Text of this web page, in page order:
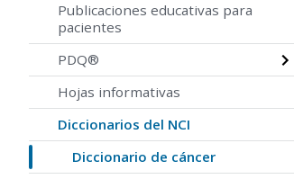
Publicaciones educativas para
pacientes
PDQ®
Hojas informativas
Diccionarios del NCI
Diccionario de cáncer